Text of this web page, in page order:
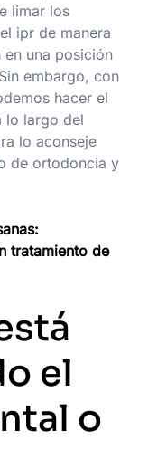
limar los
ipr de manera
una posición
embargo, con
hacer el
lo largo del
lo aconseje
de ortodoncia y
tratamiento de
el
o